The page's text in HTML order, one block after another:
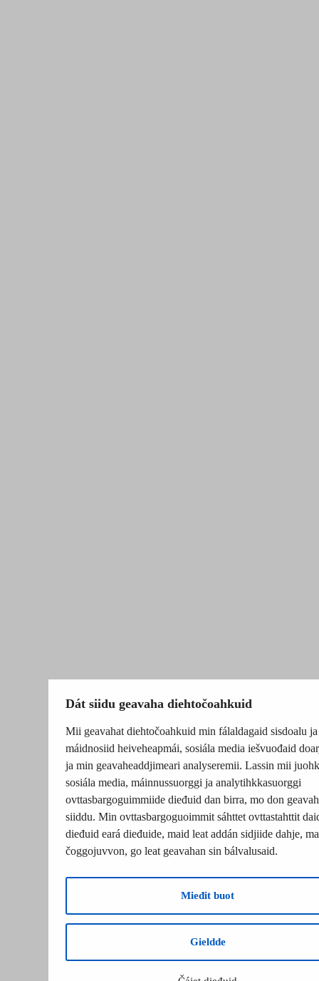
Dát siidu geavaha diehtočoahkuid
Mii geavahat diehtočoahkuid min fálaldagaid sisdoalu ja
máidnosiid heiveheapmái, sosiála media iešvuođaid
ja min geavaheaddjimeari analyseremii. Lassin mii
sosiála media, máinnussuorggi ja analytihkkasuorggi
ovttasbargoguimmiide dieđuid dan birra, mo don
siiddu. Min ovttasbargoguoimmit sáhttet ovttastahttit
dieđuid eará dieđuide, maid leat addán sidjiide dahje,
čoggojuvvon, go leat geavahan sin bálvalusaid.
Mieđit buot
Gieldde